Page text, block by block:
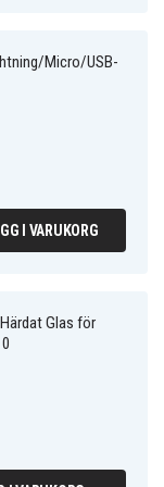
Micro/USB-
I VARUKORG
Glas för